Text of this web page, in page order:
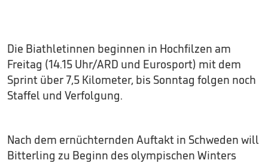
Die Biathletinnen beginnen in Hochfilzen am
Freitag (14.15 Uhr/ARD und Eurosport) mit dem
Sprint über 7,5 Kilometer, bis Sonntag folgen noch
Staffel und Verfolgung.
Nach dem ernüchternden Auftakt in Schweden will
Bitterling zu Beginn des olympischen Winters